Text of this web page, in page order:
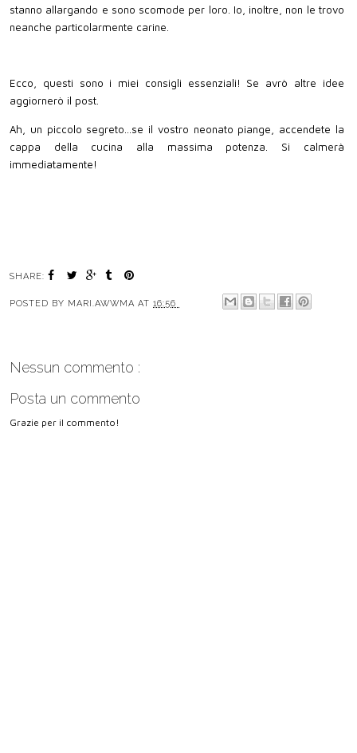
stanno allargando e sono scomode per loro. Io, inoltre, non le trovo
neanche particolarmente carine.
Ecco, questi sono i miei consigli essenziali! Se avrò altre idee
aggiornerò il post.
Ah, un piccolo segreto...se il vostro neonato piange, accendete la
cappa della cucina alla massima potenza. Si calmerà
immediatamente!
SHARE:
POSTED BY MARI.AWWMA AT 16:56
Nessun commento :
Posta un commento
Grazie per il commento!